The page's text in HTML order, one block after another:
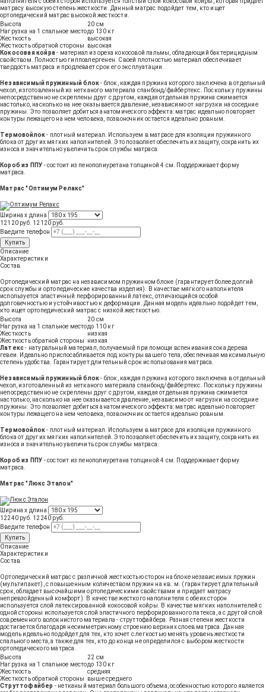
матрасу высокую степень жесткости. Данный матрас подойдет тем, кто ищет
ортопедический матрас высокой жесткости.
Высота
20 см
Нагрузка на 1 спальное местодо 130 кг
Жесткость
высокая
Жесткость обратной стороны
высокая
Кокосовая койра- материал из ореха кокосовой пальмы, обладающий бактерицидным
свойством. Полностью гиппоалергенен. Своей плотностью материал обеспечивает
твердость матраса и продлевает срок его эксплуатации.
Независимый пружинный блок- блок, каждая пружина которого заключена в отдельный
чехол, изготовленный из нетканого материала спанбонд/файбертекс. Поскольку пружины
непосредственно не скреплены друг с другом, каждая отдельная пружина сжимается
настолько, насколько на нее оказывается давление, независимо от нагрузки на соседние
пружины. Это позволяет добиться анатомического эффекта: матрас идеально повторяет
контуры лежащего на нем человека, позвоночник остается идеально ровным.
Термовойлок- плотный материал. Используем в матрасе для изоляции пружинного
блока от других мягких наполнителей. Это позволяет обеспечить их защиту, сохранить их
износа и значительно увеличить срок службы матраса.
Короб из ППУ - состоит из пенополиуретана толщиной 4 см. Поддерживает форму
матраса.
Матрас "Оптимум Релакс"
Ширина х длина
12120 руб. 12120 руб.
Введите телефон
Купить
Описание
Характеристики
Состав
Ортопедический матрас на независимом пружинном блоке (гарантирует более долгий
срок службы и ортопедические качества изделия). В качестве мягкого наполнителя
используется эластичный перфорированный латекс, отличающийся особой
долговечностью и устойчивостью к деформации. Данная модель идеально подойдет тем,
кто ищет ортопедический матрас с низкой жесткостью.
Высота
20 см
Нагрузка на 1 спальное местодо 110 кг
Жесткость
низкая
Жесткость обратной стороны
низкая
Латекс - натуральный материал, получаемый при помощи вспенивания сока дерева
гевеи. Идеально приспосабливается под контуры вашего тела, обеспечивая максимальную
степень удобства. Гарантирует длительный срок использования матраса.
Независимый пружинный блок- блок, каждая пружина которого заключена в отдельный
чехол, изготовленный из нетканого материала спанбонд/файбертекс. Поскольку пружины
непосредственно не скреплены друг с другом, каждая отдельная пружина сжимается
настолько, насколько на нее оказывается давление, независимо от нагрузки на соседние
пружины. Это позволяет добиться анатомического эффекта: матрас идеально повторяет
контуры лежащего на нем человека, позвоночник остается идеально ровным.
Термовойлок- плотный материал. Используем в матрасе для изоляции пружинного
блока от других мягких наполнителей. Это позволяет обеспечить их защиту, сохранить их
износа и значительно увеличить срок службы матраса.
Короб из ППУ - состоит из пенополиуретана толщиной 4 см. Поддерживает форму
матраса.
Матрас "Люкс Эталон"
Ширина х длина
12240 руб. 12240 руб.
Введите телефон
Купить
Описание
Характеристики
Состав
Ортопедический матрас с различной жесткостью сторон на блоке независимых пружин
(мультипакет), с повышенным количеством пружин на кв. м. (гарантирует длительный
срок, обладает высочайшими ортопедическими свойствами и придает матрасу
непревзойденный комфорт). В качестве жесткого наполнителя с обеих сторон
используется слой латексированной кокосовой койры. В качестве мягких наполнителей с
одной стороны используется слой эластичного перфорированного латекса, а с другой слой
современного волокнистого материала - струттофайбера. Разная степени жесткости
достигается благодаря несимметричному строению верхних слоев матраса. Данная
модель идеально подойдет для тех, кто хочет с легкостью менять уровень жесткости
спального места, а также для тех, кто до конца не определился с выбором жесткости
ортопедического матраса.
Высота
22 см
Нагрузка на 1 спальное местодо 130 кг
Жесткость
средняя
Жесткость обратной стороны
выше среднего
Струттофайбер - нетканый материал большого объема, особенностью которого является